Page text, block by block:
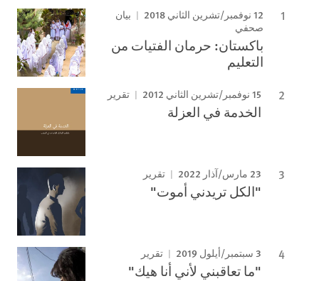
12 نوفمبر/تشرين الثاني 2018
بيان
صحفي
باكستان: حرمان الفتيات من
التعليم
15 نوفمبر/تشرين الثاني 2012 تقرير
الخدمة في العزلة
23 مارس/آذار 2022 تقرير
"الكل تريدني أموت"
3 سبتمبر/أيلول 2019 تقرير
"ما تعاقبني لأني أنا هيك"